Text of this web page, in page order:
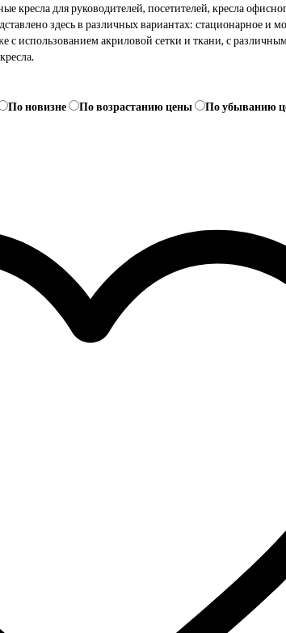
кресла для руководителей, посетителей, кресла
здесь в различных вариантах: стационарное и
с использованием акриловой сетки и ткани, с
По новизне По возрастанию цены
По убыванию